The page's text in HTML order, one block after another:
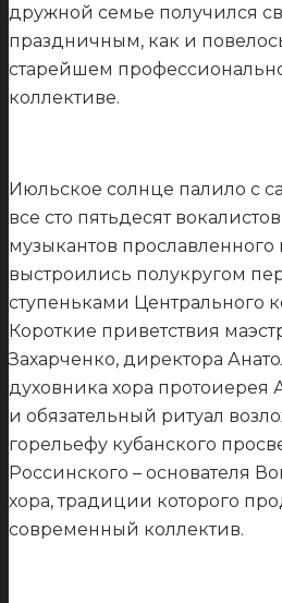
дружной семье получился
праздничным, как и
старейшем
коллективе.
Июльское солнце палило с
все сто пятьдесят
музыкантов прославленного
выстроились полукругом
ступеньками Центрального
Короткие приветствия
Захарченко, директора
духовника хора протоиерея
и обязательный ритуал
горельефу кубанского
Россинского – основателя
хора, традиции которого
современный коллектив.